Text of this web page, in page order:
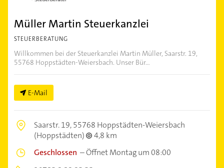
Müller Martin Steuerkanzlei
STEUERBERATUNG
Willkommen bei der Steuerkanzlei Martin Müller, Saarstr. 19,
55768 Hoppstädten-Weiersbach. Unser Bür...
E-Mail
Saarstr. 19,55768 Hoppstädten-Weiersbach
(Hoppstädten)
4,8 km
Geschlossen –Öffnet Montag um 08:00